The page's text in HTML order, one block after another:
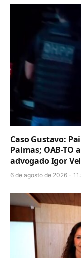
Caso Gustavo:
Palmas; OAB-TO
advogado Igor
6 de agosto de 2026 -